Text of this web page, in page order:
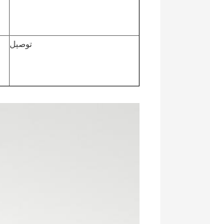
توصيل